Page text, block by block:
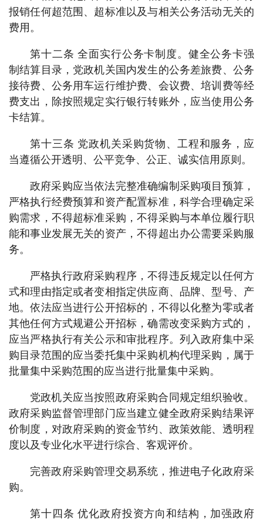
报销任何超范围、超标准以及与相关公务活动无关的
费用。
第十二条 全面实行公务卡制度。健全公务卡强
制结算目录，党政机关国内发生的公务差旅费、公务
接待费、公务用车运行维护费、会议费、培训费等经
费支出，除按照规定实行银行转账外，应当使用公务
卡结算。
第十三条 党政机关采购货物、工程和服务，应
当遵循公开透明、公平竞争、公正、诚实信用原则。
政府采购应当依法完整准确编制采购项目预算，
严格执行经费预算和资产配置标准，科学合理确定采
购需求，不得超标准采购，不得采购与本单位履行职
能和事业发展无关的资产，不得超出办公需要采购服
务。
严格执行政府采购程序，不得违反规定以任何方
式和理由指定或者变相指定供应商、品牌、型号、产
地。依法应当进行公开招标的，不得以化整为零或者
其他任何方式规避公开招标，确需改变采购方式的，
应当严格执行有关公示和审批程序。列入政府集中采
购目录范围的应当委托集中采购机构代理采购，属于
批量集中采购范围的应当进行批量集中采购。
党政机关应当按照政府采购合同规定组织验收。
政府采购监督管理部门应当建立健全政府采购结果评
价制度，对政府采购的资金节约、政策效能、透明程
度以及专业化水平进行综合、客观评价。
完善政府采购管理交易系统，推进电子化政府采
购。
第十四条 优化政府投资方向和结构，加强政府